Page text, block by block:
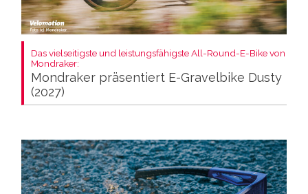
Das vielseitigste und leistungsfähigste All-Round-E-Bike von
Mondraker:
Mondraker präsentiert E-Gravelbike Dusty
(2027)